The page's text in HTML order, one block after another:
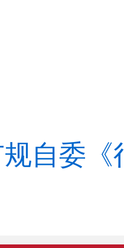
自委